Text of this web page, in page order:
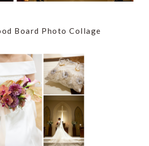
Board Photo Collage